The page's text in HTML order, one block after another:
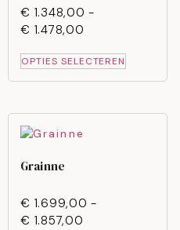
€ 1.348,00 -
€ 1.478,00
OPTIES SELECTEREN
Grainne
€ 1.699,00 -
€ 1.857,00